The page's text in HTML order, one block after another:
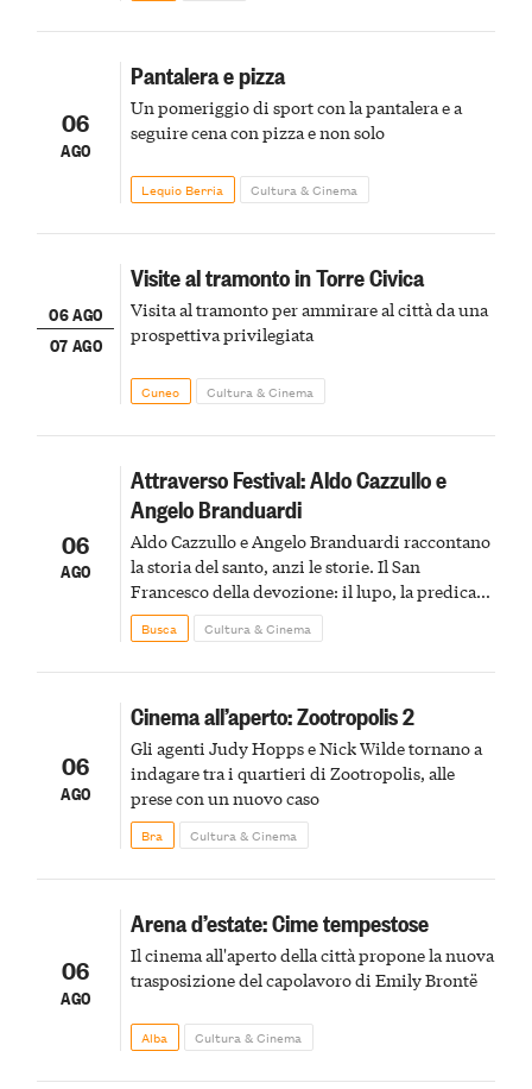
06
AGO
Pantalera e pizza
Un pomeriggio di sport con la pantalera e a
seguire cena con pizza e non solo
Lequio Berria Cultura & Cinema
06 AGO
07 AGO
Visite al tramonto in Torre Civica
Visita al tramonto per ammirare al città da una
prospettiva privilegiata
Cuneo Cultura & Cinema
06
AGO
Attraverso Festival: Aldo Cazzullo e
Angelo Branduardi
Aldo Cazzullo e Angelo Branduardi raccontano
la storia del santo, anzi le storie. Il San
Francesco della devozione: il lupo, la predica
agli uccelli, le stimmate
Busca Cultura & Cinema
06
AGO
Cinema all’aperto: Zootropolis 2
Gli agenti Judy Hopps e Nick Wilde tornano a
indagare tra i quartieri di Zootropolis, alle
prese con un nuovo caso
Bra Cultura & Cinema
06
AGO
Arena d’estate: Cime tempestose
Il cinema all'aperto della città propone la nuova
trasposizione del capolavoro di Emily Brontë
Alba Cultura & Cinema